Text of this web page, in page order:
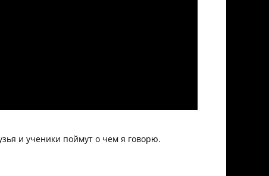
и ученики поймут о чем я говорю.